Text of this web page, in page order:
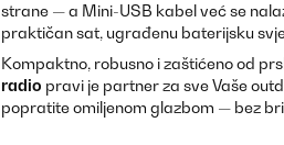
strane — a Mini-USB kabel već se
praktičan sat, ugrađenu baterijsku
Kompaktno, robusno i zaštićeno od
radio pravi je partner za sve Vaše
popratite omiljenom glazbom — bez